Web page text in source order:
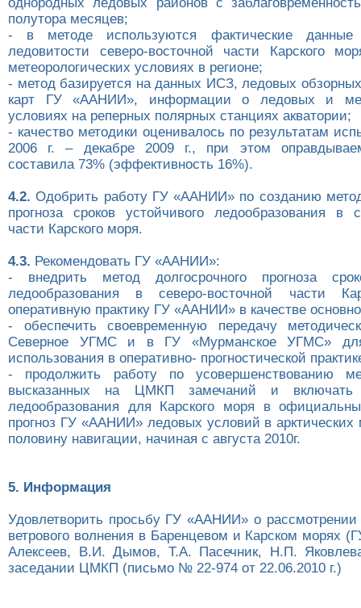
полутора месяцев;
- в методе используются фактические данные
ледовитости северо-восточной части Карского
метеорологических условиях в регионе;
- метод базируется на данных ИСЗ, ледовых
карт ГУ «ААНИИ», информации о ледовых и
условиях на реперных полярных станциях акватории;
- качество методики оценивалось по результатам
2006 г. – декабре 2009 г., при этом
составила 73% (эффективность 16%).
4.2. Одобрить работу ГУ «ААНИИ» по созданию
прогноза сроков устойчивого ледообразования в
части Карского моря.
4.3. Рекомендовать ГУ «ААНИИ»:
- внедрить метод долгосрочного прогноза
ледообразования в северо-восточной части
оперативную практику ГУ «ААНИИ» в качестве
- обеспечить своевременную передачу
Северное УГМС и в ГУ «Мурманское УГМС» для
использования в оперативно- прогностической
- продолжить работу по усовершенствованию
высказанных на ЦМКП замечаний и включать
ледообразования для Карского моря в
прогноз ГУ «ААНИИ» ледовых условий в арктических
половину навигации, начиная с августа 2010г.
5. Информация
Удовлетворить просьбу ГУ «ААНИИ» о рассмотрении
ветрового волнения в Баренцевом и Карском морях
Алексеев, В.И. Дымов, Т.А. Пасечник, Н.П.
заседании ЦМКП (письмо № 22-974 от 22.06.2010 г.)